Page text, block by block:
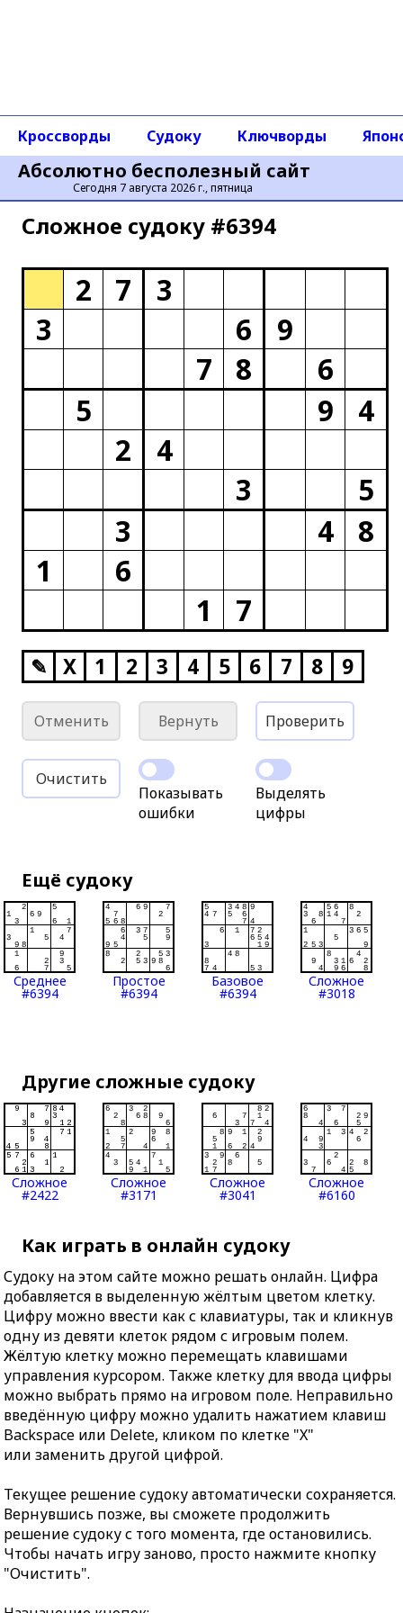
Абсолютно бесполезный сайт
Сегодня 7 августа 2026 г., пятница
Кроссворды Судоку Ключворды
Сложное cудоку #6394
2 7
3
3
6
9
7
8
6
5
9
4
2
4
3
5
3
4
8
1
6
1
7
✎ X 1 2 3 4 5 6 7 8 9
Отменить Вернуть Проверить
Очистить
Показывать
ошибки
Выделять
цифры
Ещё судоку
Среднее
#6394
Простое
#6394
Базовое
#6394
Сложное
#3018
Другие сложные судоку
Сложное
#2422
Сложное
#3171
Сложное
#3041
Сложное
#6160
Как играть в онлайн судоку
Судоку на этом сайте можно решать онлайн. Цифра
добавляется в выделенную жёлтым цветом клетку.
Цифру можно ввести как с клавиатуры, так и кликнув
одну из девяти клеток рядом с игровым полем.
Жёлтую клетку можно перемещать клавишами
управления курсором. Также клетку для ввода цифры
можно выбрать прямо на игровом поле. Неправильно
введённую цифру можно удалить нажатием клавиш
Backspace или Delete, кликом по клетке "X"
или заменить другой цифрой.
Текущее решение судоку автоматически сохраняется.
Вернувшись позже, вы сможете продолжить
решение судоку с того момента, где остановились.
Чтобы начать игру заново, просто нажмите кнопку
"Очистить".